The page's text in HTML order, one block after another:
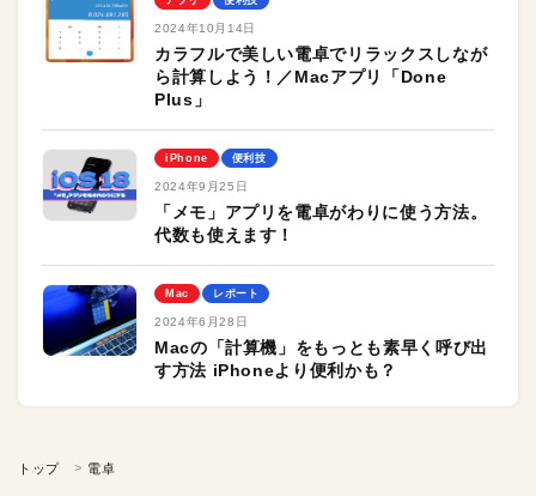
2024年10月14日
カラフルで美しい電卓でリラックスしなが
ら計算しよう！／Macアプリ「Done
Plus」
iPhone 便利技
2024年9月25日
「メモ」アプリを電卓がわりに使う方法。
代数も使えます！
Mac レポート
2024年6月28日
Macの「計算機」をもっとも素早く呼び出
す方法 iPhoneより便利かも？
トップ 電卓